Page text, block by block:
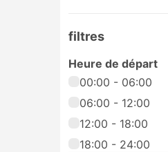
filtres
Heure de départ
00:00 - 06:00
06:00 - 12:00
12:00 - 18:00
18:00 - 24:00